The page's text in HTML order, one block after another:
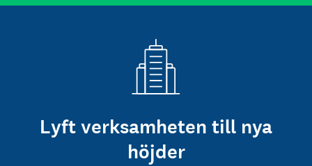
Lyft verksamheten till nya
höjder